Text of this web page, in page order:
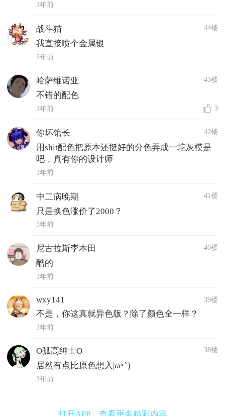
3年前
战斗猫 44楼
我直接喷个金属银
3年前
哈萨维诺亚 43楼
不错的配色
3年前 3
你坏馆长 42楼
用shit配色把原本还挺好的分色弄成一坨灰模是
吧，真有你的设计师
3年前
中二病晚期 41楼
只是换色涨价了2000？
3年前
尼古拉斯李本田 40楼
酷的
3年前
wxy141 39楼
不是，你这真就异色版？除了颜色全一样？
3年前
O孤高绅士O 38楼
居然有点比原色想入|ω･`)
3年前